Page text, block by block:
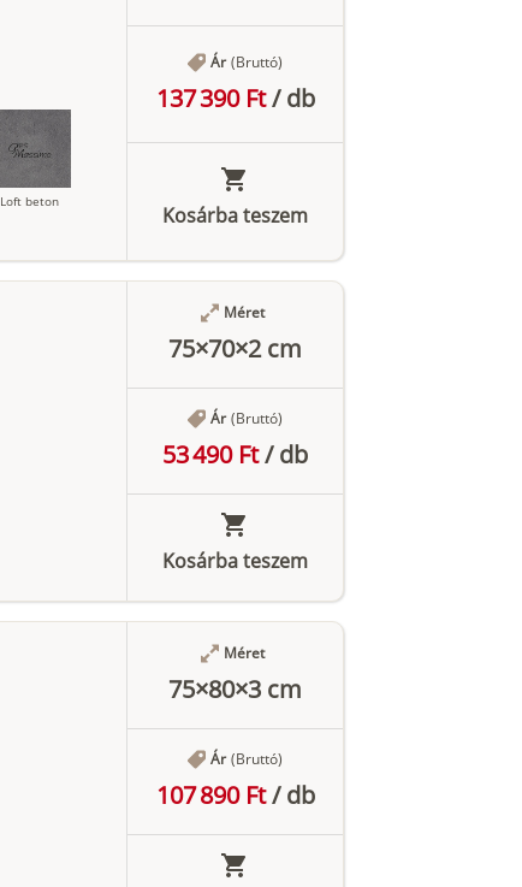
Loft beton
Ár (Bruttó)
137 390 Ft/db
Kosárba teszem
Méret
75×70×2 cm
Ár (Bruttó)
53 490 Ft/db
Kosárba teszem
Méret
75×80×3 cm
Ár (Bruttó)
107 890 Ft/db